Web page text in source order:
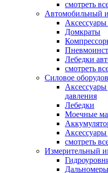
смотреть
Автомобильный
Домкраты
Лебедки
смотреть
Силовое
давления
Лебедки
Моечные
Аксессуары
смотреть
Измерительный
Дальномеры